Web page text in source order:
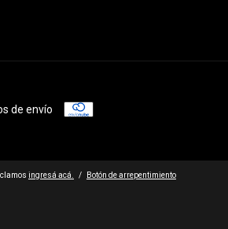
de envío
ingresá acá. / Botón de arrepentimiento